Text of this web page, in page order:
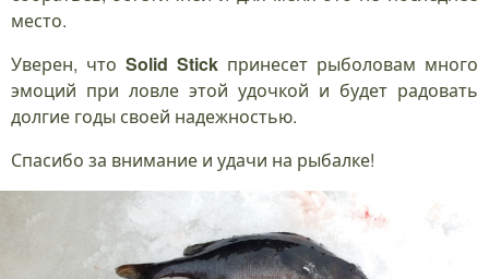
место.
Уверен, что Solid Stick принесет рыболовам много
эмоций при ловле этой удочкой и будет радовать
долгие годы своей надежностью.
Спасибо за внимание и удачи на рыбалке!